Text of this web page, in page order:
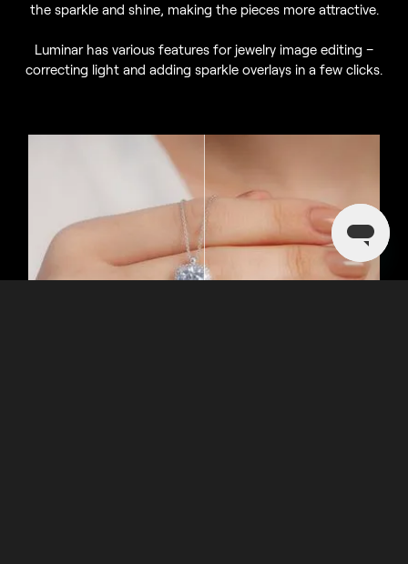
the sparkle and shine, making the pieces more attractive.
Luminar has various features for jewelry image editing –
correcting light and adding sparkle overlays in a few clicks.